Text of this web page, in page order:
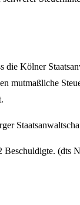
Kölner
mutmaßliche
(dts